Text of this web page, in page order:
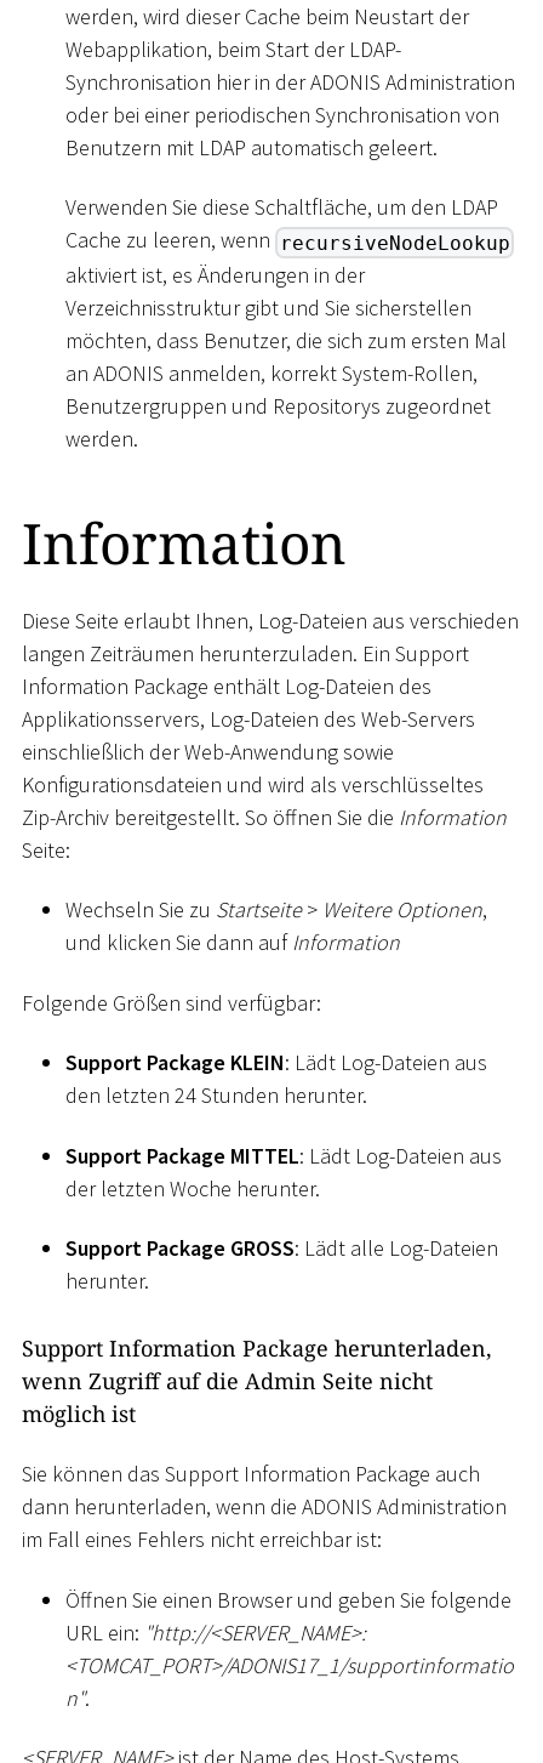
werden, wird dieser Cache beim Neustart der
Webapplikation, beim Start der LDAP-
Synchronisation hier in der ADONIS Administration
oder bei einer periodischen Synchronisation von
Benutzern mit LDAP automatisch geleert.
Verwenden Sie diese Schaltfläche, um den LDAP
Cache zu leeren, wenn recursiveNodeLookup
aktiviert ist, es Änderungen in der
Verzeichnisstruktur gibt und Sie sicherstellen
möchten, dass Benutzer, die sich zum ersten Mal
an ADONIS anmelden, korrekt System-Rollen,
Benutzergruppen und Repositorys zugeordnet
werden.
Information
Diese Seite erlaubt Ihnen, Log-Dateien aus verschieden
langen Zeiträumen herunterzuladen. Ein Support
Information Package enthält Log-Dateien des
Applikationsservers, Log-Dateien des Web-Servers
einschließlich der Web-Anwendung sowie
Konfigurationsdateien und wird als verschlüsseltes
Zip-Archiv bereitgestellt. So öffnen Sie die Information
Seite:
Wechseln Sie zu Startseite > Weitere Optionen,
und klicken Sie dann aufInformation
Folgende Größen sind verfügbar:
Support Package KLEIN: Lädt Log-Dateien aus
den letzten 24 Stunden herunter.
Support Package MITTEL: Lädt Log-Dateien aus
der letzten Woche herunter.
Support Package GROSS: Lädt alle Log-Dateien
herunter.
Support Information Package herunterladen,
wenn Zugriff auf die Admin Seite nicht
möglich ist
Sie können das Support Information Package auch
dann herunterladen, wenn die ADONIS Administration
im Fall eines Fehlers nicht erreichbar ist:
Öffnen Sie einen Browser und geben Sie folgende
URL ein: "http://<SERVER_NAME>:
<TOMCAT_PORT>/ADONIS17_1/supportinformatio
n".